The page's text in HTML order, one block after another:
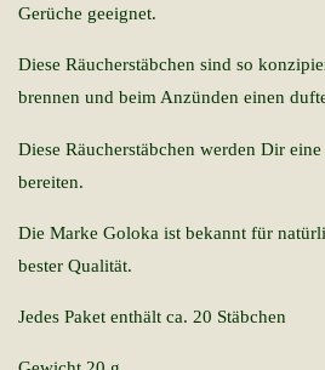
Gerüche geeignet.
Diese Räucherstäbchen sind so
brennen und beim Anzünden einen
Diese Räucherstäbchen werden Dir
bereiten.
Die Marke Goloka ist bekannt für
bester Qualität.
Jedes Paket enthält ca. 20 Stäbchen